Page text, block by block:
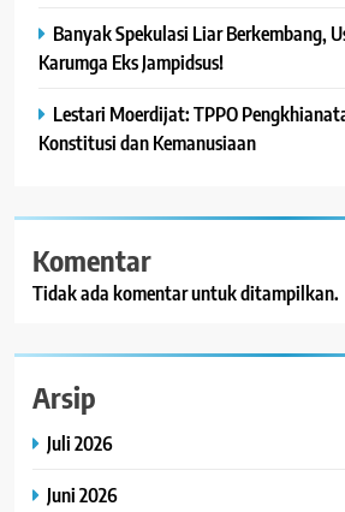
Banyak Spekulasi Liar Berkembang,
Karumga Eks Jampidsus!
Lestari Moerdijat: TPPO
Konstitusi dan Kemanusiaan
Komentar
Tidak ada komentar untuk ditampilkan.
Arsip
Juli 2026
Juni 2026